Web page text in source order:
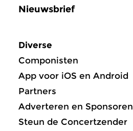
Nieuwsbrief
Diverse
Componisten
App voor iOS en Android
Partners
Adverteren en Sponsoren
Steun de Concertzender